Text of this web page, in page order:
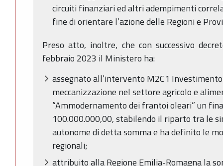
circuiti finanziari ed altri adempimenti
fine di orientare l’azione delle Regioni e
Preso atto, inoltre, che con successivo
febbraio 2023 il Ministero ha:
assegnato all’intervento M2C1
meccanizzazione nel settore agricolo e
“Ammodernamento dei frantoi oleari” un
100.000.000,00, stabilendo il riparto tra le
autonome di detta somma e ha definito le
regionali;
attribuito alla Regione Emilia-Romagna la